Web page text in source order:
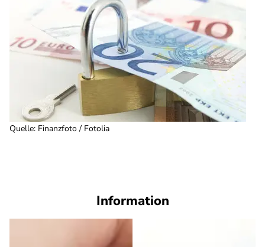
Quelle: Finanzfoto / Fotolia
Information